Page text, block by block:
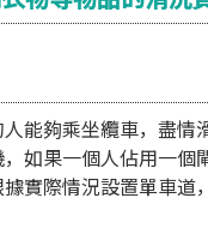
能夠乘坐纜車，盡情
如果一個人佔用一個
實際情況設置單車道